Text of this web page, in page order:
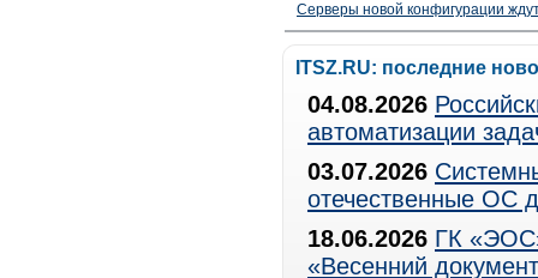
Серверы новой конфигурации
ITSZ.RU: последние
04.08.2026
автоматизации
03.07.2026
отечественные ОС
18.06.2026 ГК
«Весенний